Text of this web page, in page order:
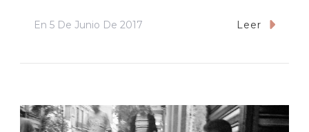
En 5 De Junio De 2017 Leer